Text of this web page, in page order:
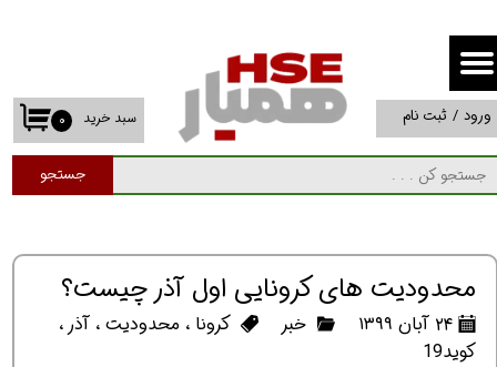
جستجو
۰ سبد خرید ورود / ثبت نام
حساب کاربری من
تغییر گذر واژه
سفارشات
محدودیت های کرونایی اول آذر چیست؟
۲۴ آبان ۱۳۹۹ خبر کرونا ، محدودیت، آذر ،
کوید19